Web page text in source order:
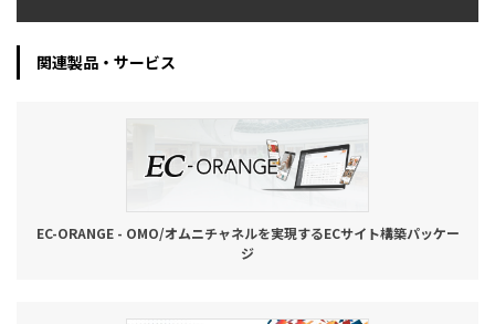
補助金活用支援
導入事例
03-6432-0346
お問い合わせ
関連製品・サービス
EC-ORANGE - OMO/オムニチャネルを実現するECサイト構築パッケー
ジ